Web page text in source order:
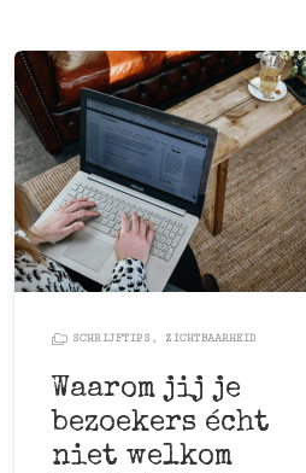
SCHRIJFTIPS , ZICHTBAARHEID
Waarom jij je
bezoekers écht
niet welkom